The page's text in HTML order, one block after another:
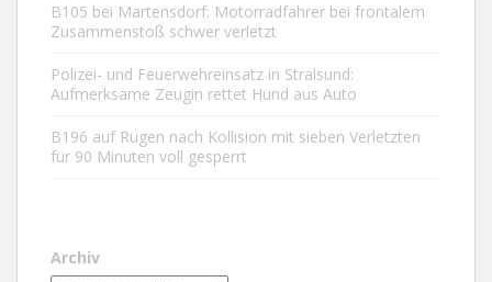
B105 bei Martensdorf: Motorradfahrer bei frontalem
Zusammenstoß schwer verletzt
Polizei- und Feuerwehreinsatz in Stralsund:
Aufmerksame Zeugin rettet Hund aus Auto
B196 auf Rügen nach Kollision mit sieben Verletzten
für 90 Minuten voll gesperrt
Archiv